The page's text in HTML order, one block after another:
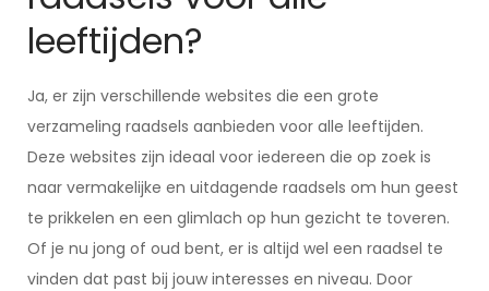
leeftijden?
Ja, er zijn verschillende websites die een grote
verzameling raadsels aanbieden voor alle leeftijden.
Deze websites zijn ideaal voor iedereen die op zoek is
naar vermakelijke en uitdagende raadsels om hun geest
te prikkelen en een glimlach op hun gezicht te toveren.
Of je nu jong of oud bent, er is altijd wel een raadsel te
vinden dat past bij jouw interesses en niveau. Door